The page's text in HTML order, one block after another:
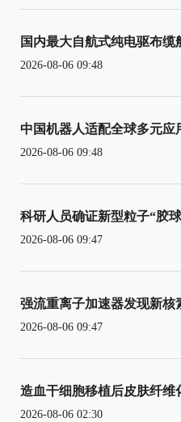
国内最大自航式纯电驱布缆
2026-08-06 09:48
中国机器人适配全球多元应
2026-08-06 09:48
科研人员确证新型粒子“胶
2026-08-06 09:47
强流重离子加速器发现新核
2026-08-06 09:47
造血干细胞移植后皮肤纤维
2026-08-06 02:30